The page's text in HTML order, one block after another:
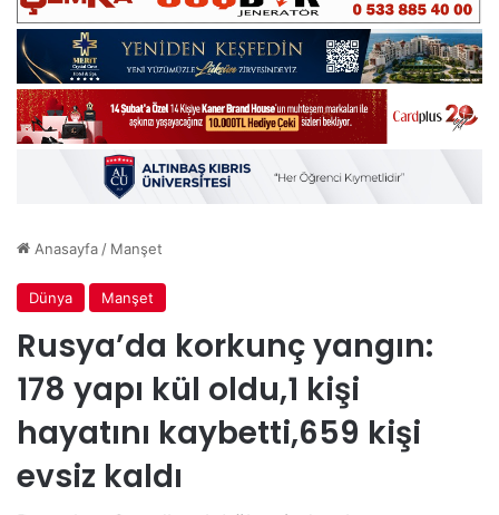
Anasayfa / Manşet
Dünya Manşet
Rusya’da korkunç yangın:
178 yapı kül oldu,1 kişi
hayatını kaybetti,659 kişi
evsiz kaldı